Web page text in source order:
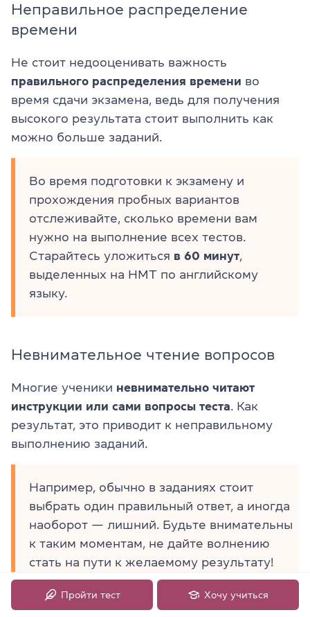
Неправильное распределение
времени
Не стоит недооценивать важность
правильного распределения времени во
время сдачи экзамена, ведь для получения
высокого результата стоит выполнить как
можно больше заданий.
Во время подготовки к экзамену и
прохождения пробных вариантов
отслеживайте, сколько времени вам
нужно на выполнение всех тестов.
Старайтесь уложиться в 60 минут
выделенных на НМТ по английскому
языку.
Невнимательное чтение вопросов
Многие ученики невнимательно читают
инструкции или сами вопросы теста . Как
результат, это приводит к неправильному
выполнению заданий.
Например, обычно в заданиях стоит
выбрать один правильный ответ, а иногда
наоборот — лишний. Будьте внимательны
к таким моментам, не дайте волнению
стать на пути к желаемому результату!
Пройти тест Хочу учиться